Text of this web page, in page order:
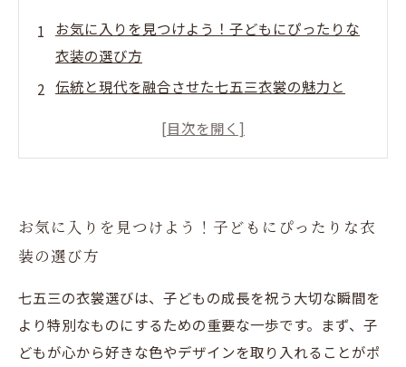
お気に入りを見つけよう！子どもにぴったりな
衣装の選び方
伝統と現代を融合させた七五三衣裳の魅力と
素晴らしい七五三を迎えるための最終準備：衣
お気に入りを見つけよう！子どもにぴったりな衣
装の選び方
七五三の衣裳選びは、子どもの成長を祝う大切な瞬間を
より特別なものにするための重要な一歩です。まず、子
どもが心から好きな色やデザインを取り入れることがポ